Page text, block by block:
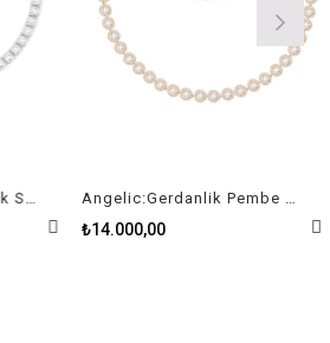
Millenia Kolye Gerdanlık Swarovski Zirconia Kare Kristal Rodyum Kaplama Angelic:Gerdanlik Pembe Altin Kaplama
₺14.000,00